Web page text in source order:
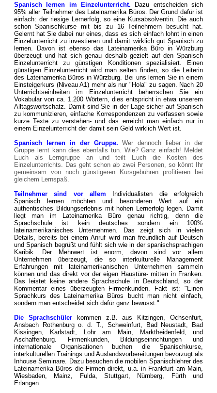
Spanisch lernen im Einzelunterricht. Dazu entscheiden sich
95% aller Teilnehmer des Lateinamerika Büros. Der Grund dafür ist
einfach: der riesige Lernerfolg, so eine Kursabsolventin. Die auch
schon Spanischkurse mit bis zu 16 Teilnehmern besucht hat.
Gelernt hat Sie dabei nur eines, dass es sich einfach lohnt in einen
Einzelunterricht zu investieren und damit wirklich gut Spanisch zu
lernen. Davon ist ebenso das Lateinamerika Büro in Würzburg
überzeugt und hat sich genau deshalb gezielt auf den Spanisch
Einzelunterricht zu günstigen Konditionen spezialisiert. Einen
günstigen Einzelunterricht wird man selten finden, so die Leiterin
des Lateinamerika Büros in Würzburg. Bei uns lernen Sie in einem
Einsteigerkurs (Niveau A1) mehr als nur "Hola" zu sagen. Nach 20
Unterrichtseinheiten im Einzelunterricht beherrschen Sie ein
Vokabular von ca. 1.200 Wörtern, dies entspricht in etwa unserem
Alltagswortschatz. Damit sind Sie in der Lage sicher auf Spanisch
zu kommunizieren, einfache Korrespondenzen zu verfassen sowie
kurze Texte zu verstehen- und das erreicht man einfach nur in
einem Einzelunterricht der damit sein Geld wirklich Wert ist.
Spanisch lernen in der Gruppe.Wer dennoch lieber in der
Gruppe lernt kann dies ebenfalls tun. Wie? Ganz einfach! Meldet
Euch als Lerngruppe an und teilt Euch die Kosten des
Einzelunterrichts. Das geht schon ab zwei Personen, so könnt Ihr
gemeinsam von noch günstigeren Kursgebühren profitieren bei
gleichem Lernspaß.
Teilnehmer sind vor allem Individualisten die erfolgreich
Spanisch lernen möchten und besonderen Wert auf ein
authentisches Bildungserlebnis mit hohen Lernerfolg legen. Damit
liegt man im Lateinamerika Büro genau richtig, denn die
Sprachschule ist kein deutsches sondern ein 100%
lateinamerikanisches Unternehmen. Das zeigt sich in vielen
Details, bereits bei einem Anruf wird man freundlich auf Deutsch
und Spanisch begrüßt und fühlt sich wie in der spanischsprachigen
Karibik. Der Mehrwert ist enorm, davon sind vor allem
Unternehmen überzeugt, die so interkulturelle Management
Erfahrungen mit lateinamerikanischen Unternehmen sammeln
können und das direkt vor der eigen Haustüre- mitten in Franken.
Das leistet keine andere Sprachschule in Deutschland, so der
Kommentar eines überzeugten Firmenkunden. Fakt ist: "Einen
Sprachkurs des Lateinamerika Büros bucht man nicht einfach,
sondern man entscheidet sich dafür ganz bewusst."
Die Sprachschülerkommen z.B. aus Kitzingen, Ochsenfurt,
Ansbach Rothenburg o. d. T., Schweinfurt, Bad Neustadt, Bad
Kissingen, Karlstadt, Lohr am Main, Marktheidenfeld, und
Aschaffenburg. Firmenkunden, Bildungseinrichtungen und
internationale Organisationen buchen die Spanischkurse,
interkulturellen Trainings und Auslandsvorbereitungen bevorzugt als
Inhouse Seminare. Dazu besuchen die mobilen Spanischlehrer des
Lateinamerika Büros die Firmen direkt, u.a. in Frankfurt am Main,
Wiesbaden, Mainz, Fulda, Stuttgart, Nürnberg, Fürth und
Erlangen.